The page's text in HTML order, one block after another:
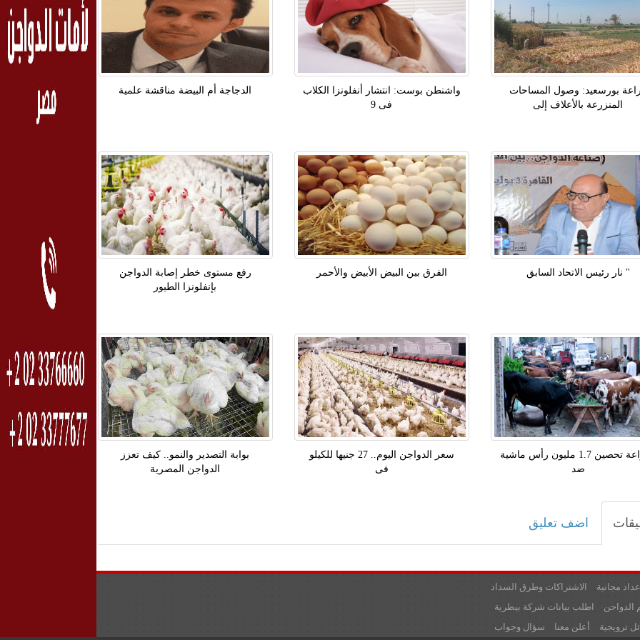
الدجاجة أم البيضة مناقشة علمية
واشنطن بوست: انتشار أنفلونزا الكلاب
فى 9
بورسعيد: وصول المساحات
المنزرعة بالأعلاف إلى
رفع مستوى خطر إصابة الدواجن
بإنفلونزا الطيور
الفرق بين البيض الأبيض والأحمر " نار رئيس الاتحاد السابق
بوابة التصدير والنمو.. كيف تعزز
الدواجن المصرية
سعر الدواجن اليوم.. 27 جنيها للكيلو
فى
الزراعة تحصين 1.7 مليون رأس ماشية
ضد
اضف تعليق
الاشتراكات وطرق السداد
مجانية
اطلب بيانات شركة بيطرية
الدواجن
سؤال وجواب
أعلن معنا ترويجية